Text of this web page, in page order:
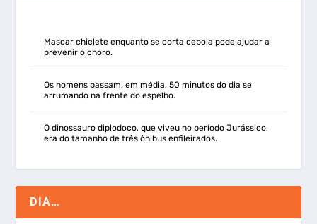
Mascar chiclete enquanto se corta cebola pode ajudar a
prevenir o choro.
Os homens passam, em média, 50 minutos do dia se
arrumando na frente do espelho.
O dinossauro diplodoco, que viveu no período Jurássico,
era do tamanho de três ônibus enfileirados.
DIA…